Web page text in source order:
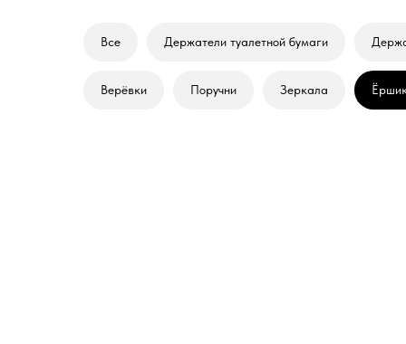
Все Держатели туалетной бумаги
Верёвки Поручни Зеркала